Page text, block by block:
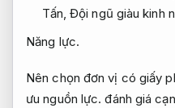
Tấn, Đội ngũ giàu kinh
Năng lực.
Nên chọn đơn vị có giấy
ưu nguồn lực. đánh giá